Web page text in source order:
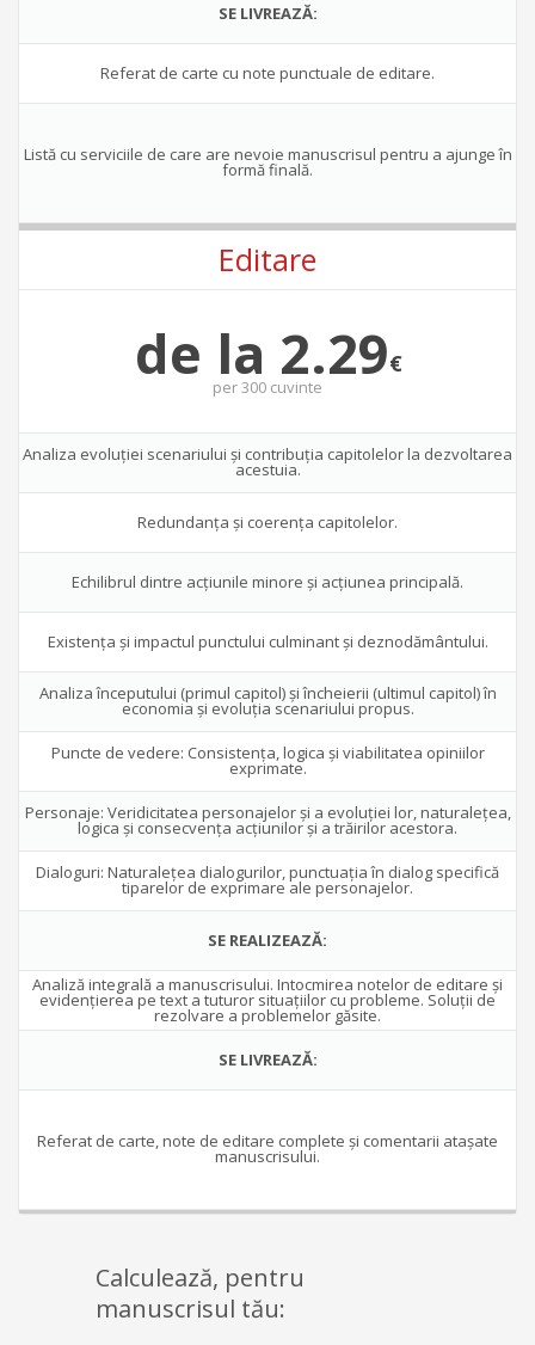
SE LIVREAZĂ:
Referat de carte cu note punctuale de editare.
Listă cu serviciile de care are nevoie manuscrisul pentru a ajunge în
formă finală.
Editare
de la 2.29€
per 300 cuvinte
Analiza evoluţiei scenariului şi contribuţia capitolelor la dezvoltarea
acestuia.
Redundanţa şi coerenţa capitolelor.
Echilibrul dintre acţiunile minore şi acţiunea principală.
Existenţa şi impactul punctului culminant şi deznodământului.
Analiza începutului (primul capitol) şi încheierii (ultimul capitol) în
economia şi evoluţia scenariului propus.
Puncte de vedere: Consistenţa, logica şi viabilitatea opiniilor
exprimate.
Personaje: Veridicitatea personajelor şi a evoluţiei lor, naturaleţea,
logica şi consecvenţa acţiunilor şi a trăirilor acestora.
Dialoguri: Naturaleţea dialogurilor, punctuaţia în dialog specifică
tiparelor de exprimare ale personajelor.
SE REALIZEAZĂ:
Analiză integrală a manuscrisului. Intocmirea notelor de editare şi
evidenţierea pe text a tuturor situaţiilor cu probleme. Soluţii de
rezolvare a problemelor găsite.
SE LIVREAZĂ:
Referat de carte, note de editare complete şi comentarii ataşate
manuscrisului.
Calculează, pentru
manuscrisul tău: